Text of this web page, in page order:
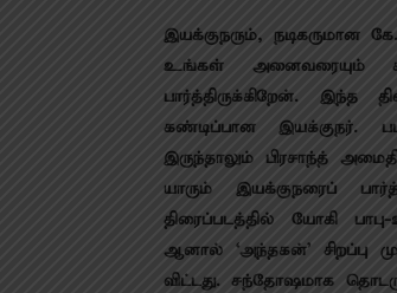
இயக்குநரும், நடிகருமான
உங்கள் அனைவரையும்
பார்த்திருக்கிறேன். இந்த
கண்டிப்பான இயக்குநர்.
இருந்தாலும் பிரசாந்த்
யாரும் இயக்குநரைப்
திரைப்படத்தில் யோகி
ஆனால் ‘அந்தகன்’ சிறப்பு
விட்டது. சந்தோஷமாக